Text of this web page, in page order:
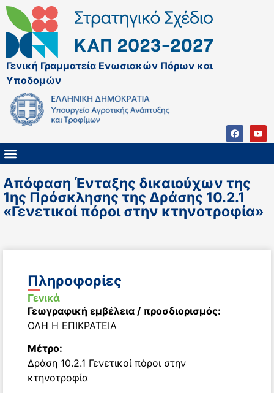
Γενική Γραμματεία Ενωσιακών Πόρων και
Υποδομών
Απόφαση Ένταξης δικαιούχων της
1ης Πρόσκλησης της Δράσης 10.2.1
«Γενετικοί πόροι στην κτηνοτροφία»
Πληροφορίες
Γενικά
Γεωγραφική εμβέλεια / προσδιορισμός:
ΟΛΗ Η ΕΠΙΚΡΑΤΕΙΑ
Μέτρο:
Δράση 10.2.1 Γενετικοί πόροι στην
κτηνοτροφία